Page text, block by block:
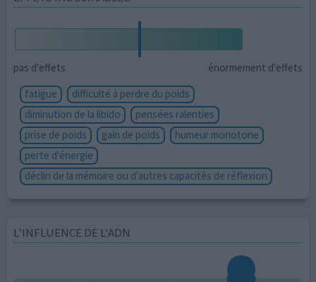
pas d'effets
énormement d'effets
fatigue
difficulté à perdre du poids
diminution de la libido
pensées ralenties
prise de poids
gain de poids
humeur monotone
perte d'énergie
déclin de la mémoire ou d'autres capacités de réflexion
L’INFLUENCE DE L'ADN